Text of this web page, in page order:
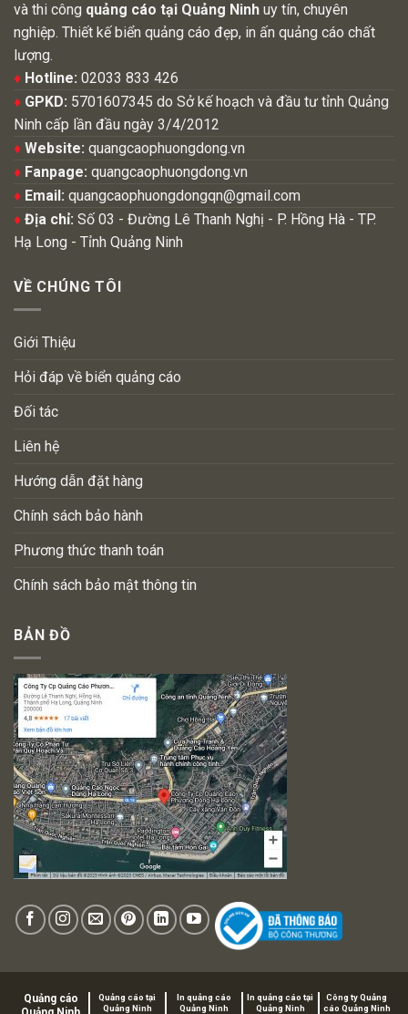
và thi công quảng cáo tại Quảng Ninh uy tín, chuyên
nghiệp. Thiết kế biển quảng cáo đẹp, in ấn quảng cáo chất
lượng.
♦ Hotline: 02033 833 426
♦ GPKD: 5701607345 do Sở kế hoạch và đầu tư tỉnh Quảng
Ninh cấp lần đầu ngày 3/4/2012
♦ Website: quangcaophuongdong.vn
♦ Fanpage: quangcaophuongdong.vn
♦ Email: quangcaophuongdongqn@gmail.com
♦ Địa chỉ: Số 03 - Đường Lê Thanh Nghị - P. Hồng Hà - TP.
Hạ Long - Tỉnh Quảng Ninh
VỀ CHÚNG TÔI
Giới Thiệu
Hỏi đáp về biển quảng cáo
Đối tác
Liên hệ
Hướng dẫn đặt hàng
Chính sách bảo hành
Phương thức thanh toán
Chính sách bảo mật thông tin
BẢN ĐỒ
Quảng cáo
Quảng cáo tại
Quảng Ninh
In quảng cáo
Quảng Ninh
In quảng cáo tại
Quảng Ninh
Công ty Quảng
cáo Quảng Ninh